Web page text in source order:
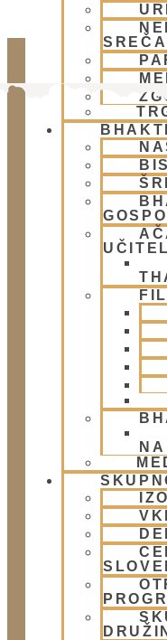
Klikni gumb spodaj.
Nedeljsko srečanje
Parkiranje
Politika zasebnosti
Novice
Prispevki
Aktualni dogodki
E-novice
Trgovina
Trgovina Atmarama